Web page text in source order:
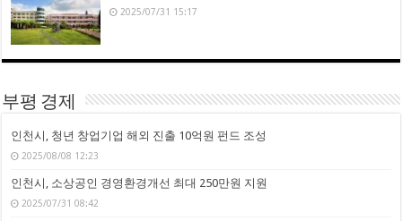
2025/07/31 15:17
부평 경제
인천시, 청년 창업기업 해외 진출 10억원 펀드 조성
2025/08/08 12:23
인천시, 소상공인 경영환경개선 최대 250만원 지원
2025/07/31 08:42